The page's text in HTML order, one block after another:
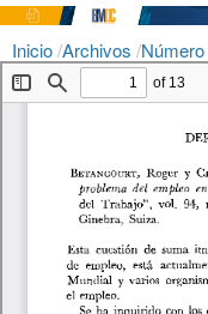
Inicio/Archivos /Número